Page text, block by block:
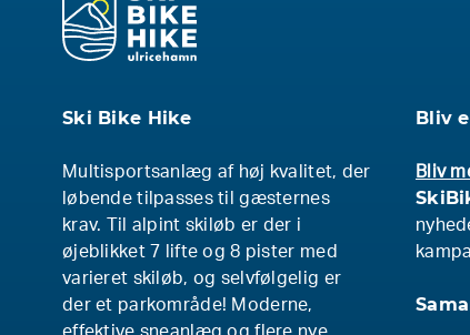
Ski Bike Hike
Multisportsanlæg af høj kvalitet, der
løbende tilpasses til gæsternes
krav. Til alpint skiløb er der i
øjeblikket 7 lifte og 8 pister med
varieret skiløb, og selvfølgelig er
der et parkområde! Moderne,
effektive sneanlæg og flere nye
Bliv
Bliv